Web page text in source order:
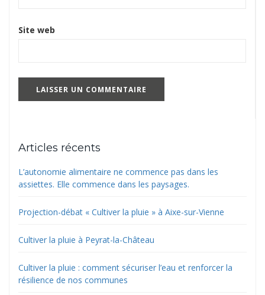
Site web
Articles récents
L’autonomie alimentaire ne commence pas dans les
assiettes. Elle commence dans les paysages.
Projection-débat « Cultiver la pluie » à Aixe-sur-Vienne
Cultiver la pluie à Peyrat-la-Château
Cultiver la pluie : comment sécuriser l’eau et renforcer la
résilience de nos communes